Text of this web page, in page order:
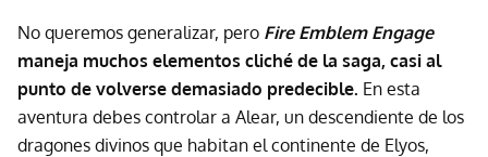
No queremos generalizar, pero Fire Emblem Engage
maneja muchos elementos cliché de la saga, casi al
punto de volverse demasiado predecible. En esta
aventura debes controlar a Alear, un descendiente de los
dragones divinos que habitan el continente de Elyos,